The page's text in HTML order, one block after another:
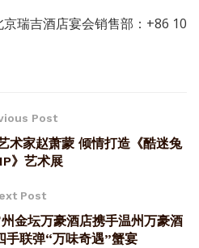
瑞吉酒店宴会销售部：+86 10
Post
术家赵萧蒙 倾情打造《酷迷兔
》艺术展
Post
金坛万豪酒店携手温州万豪酒
手联弹“万味奇遇”蟹宴